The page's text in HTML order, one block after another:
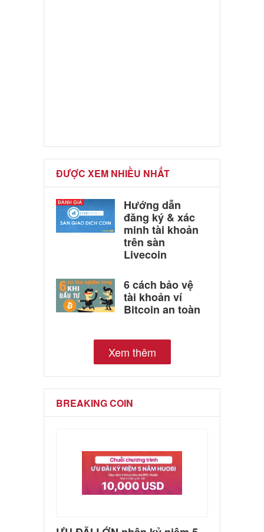
ĐƯỢC XEM NHIỀU NHẤT
Hướng dẫn
đăng ký & xác
minh tài khoản
trên sàn
Livecoin
6 cách bảo vệ
tài khoản ví
Bitcoin an toàn
Xem thêm
BREAKING COIN